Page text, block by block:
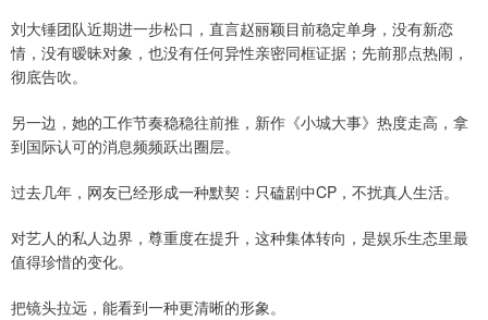
刘大锤团队近期进一步松口，直言赵丽颖目前稳定单身，没有新恋
情，没有暧昧对象，也没有任何异性亲密同框证据；先前那点热闹，
彻底告吹。
另一边，她的工作节奏稳稳往前推，新作《小城大事》热度走高，拿
到国际认可的消息频频跃出圈层。
过去几年，网友已经形成一种默契：只磕剧中CP，不扰真人生活。
对艺人的私人边界，尊重度在提升，这种集体转向，是娱乐生态里最
值得珍惜的变化。
把镜头拉远，能看到一种更清晰的形象。